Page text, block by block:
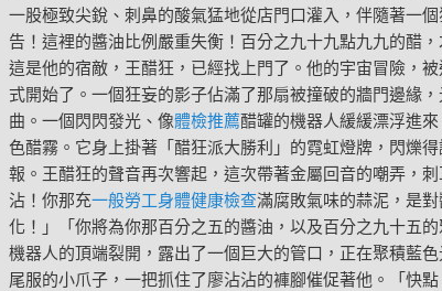
一股極致尖銳、刺鼻的酸氣猛地從店門口灌入，伴隨著一
告！這裡的醬油比例嚴重失衡！百分之九十九點九九的醋
這是他的宿敵，王醋狂，已經找上門了。他的宇宙冒險，
式開始了。一個狂妄的影子佔滿了那扇被撞破的牆門邊緣
曲。一個閃閃發光、像體檢推薦醋罐的機器人緩緩漂浮進
色醋霧。它身上掛著「醋狂派大勝利」的霓虹燈牌，閃爍
報。王醋狂的聲音再次響起，這次帶著金屬回音的嘲弄，
沾！你那充一般勞工身體健康檢查滿腐敗氣味的蒜泥，是
化！」「你將為你那百分之五的醬油，以及百分之九十五
機器人的頂端裂開，露出了一個巨大的管口，正在聚積藍
尾服的小爪子，一把抓住了廖沾沾的褲腳催促著他。「快